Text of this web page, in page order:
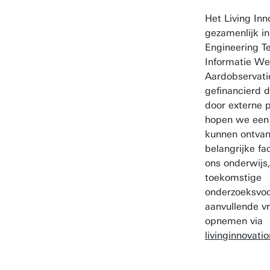
Het Living
gezamenlijk
Engineering
Informatie
gefinancierd
door externe
hopen we
kunnen
belangrijke
ons
toekomstige
aanvullende
opnemen via